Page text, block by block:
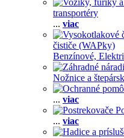
transportéry
... viac
čističe (WAPky)
Benzínové,
Nožnice a
... viac
... viac